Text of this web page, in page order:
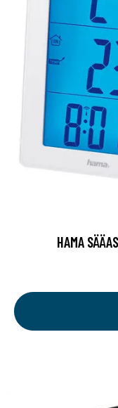
HAMA